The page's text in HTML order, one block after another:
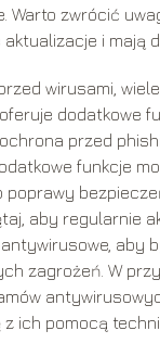
Warto zwrócić
i mają
wirusami,
dodatkowe
przed
funkcje
poprawy
aby regularnie
aby
zagrożeń. W
ich pomocą